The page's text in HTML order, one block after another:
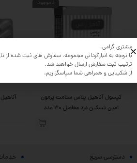
ناموجود
کپسول آناهیل پلاس سلامت پرمون
امین تسکین درد مفاصل 30 عدد
دسترسی سریع
مشتری گرامی،
با توجه به انبارگردانی مجموعه، سفارش های ثبت شده از تاریخ 17
ترتیب ثبت سفارش ارسال خواهند شد.
از شکیبایی و همراهی شما سپاسگزاریم.